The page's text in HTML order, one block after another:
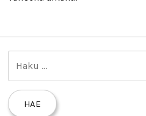
k
u